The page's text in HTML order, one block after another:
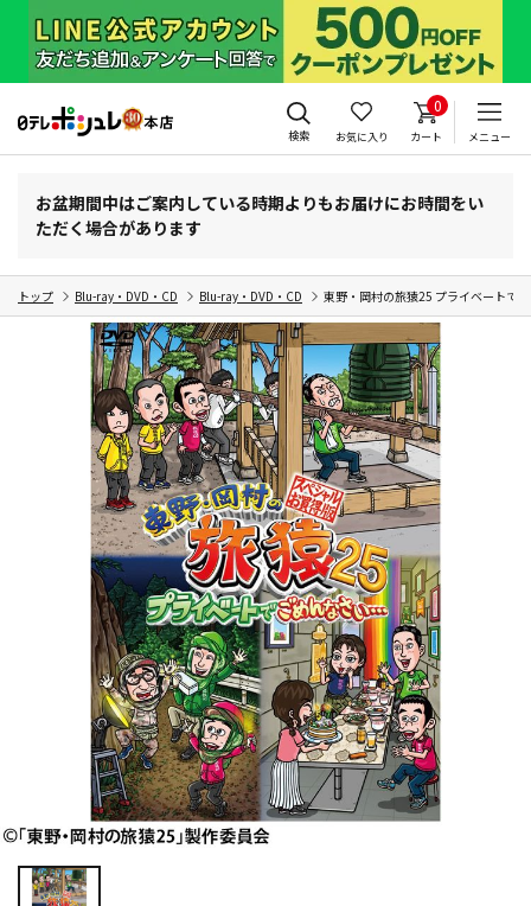
検索 お気に入り
0
カート メニュー
お盆期間中はご案内している時期よりもお届けにお時間をい
ただく場合があります
トップ Blu-ray・DVD・CD Blu-ray・DVD・CD 東野・岡村の旅猿25 プライベートで